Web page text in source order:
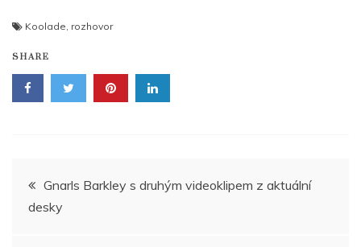
Koolade rozhovor
SHARE
Navigace
pro
Gnarls Barkley s druhým videoklipem z aktuální
desky